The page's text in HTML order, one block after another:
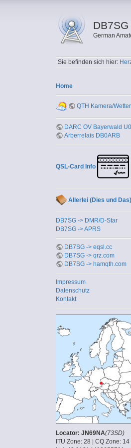
DB7SG
German
Sie befinden sich hier:
Home
QTH Kamera/Wetter
DARC OV Bayerwald
Arberrelais DB0ARB
QSL-Card Info
Allerlei (Dies und Das)
DB7SG -> DMR/D-Star
DB7SG -> APRS
DB7SG -> eqsl.cc
DB7SG -> qrz.com
DB7SG -> hamqth.com
Impressum
Datenschutz
Kontakt
Locator: JN69NA(73SD)
ITU Zone: 28 | CQ Zone: 14